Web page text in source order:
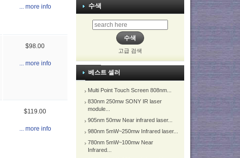
... more info
$98.00
... more info
$119.00
... more info
수색
고급 검색
베스트 셀러
Multi Point Touch Screen 808nm...
830nm 250mw SONY IR laser
module...
905nm 50mw Near infrared laser...
980nm 5mW~250mw Infrared laser...
780nm 5mW~100mw Near
Infrared...